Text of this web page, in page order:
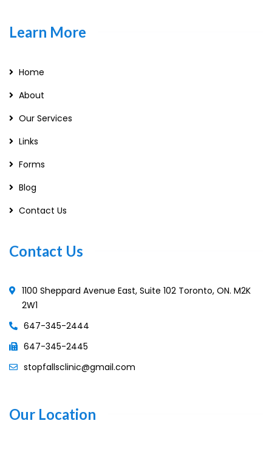
Learn More
Home
About
Our Services
Links
Forms
Blog
Contact Us
Contact Us
1100 Sheppard Avenue East, Suite 102 Toronto, ON. M2K
2W1
647-345-2444
647-345-2445
stopfallsclinic@gmail.com
Our Location